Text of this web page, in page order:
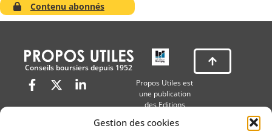
Gestion des cookies
Contenu abonnés
Conseils boursiers depuis 1952
Propos Utiles est
une publication
des Editions